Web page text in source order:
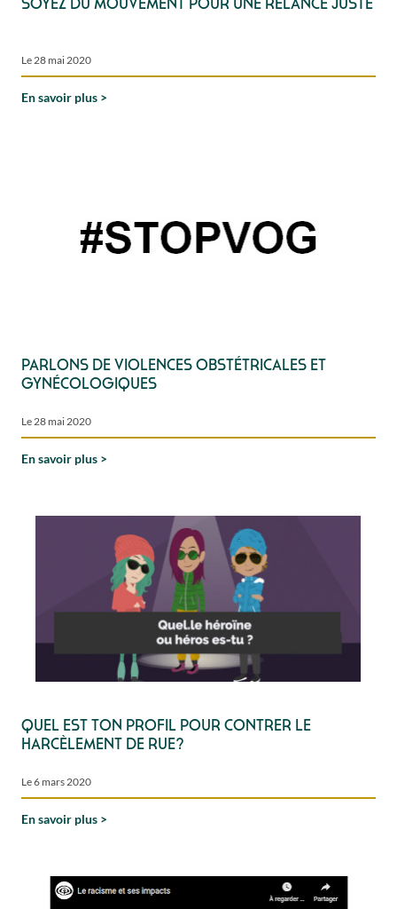
Soyez du mouvement pour une relance juste
Le 28 mai 2020
En savoir plus
Parlons de violences obstétricales et
gynécologiques
Le 28 mai 2020
En savoir plus
Quel est ton profil pour contrer le
harcèlement de rue?
Le 6 mars 2020
En savoir plus